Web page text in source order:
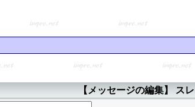
【メッセージの編集】 ス